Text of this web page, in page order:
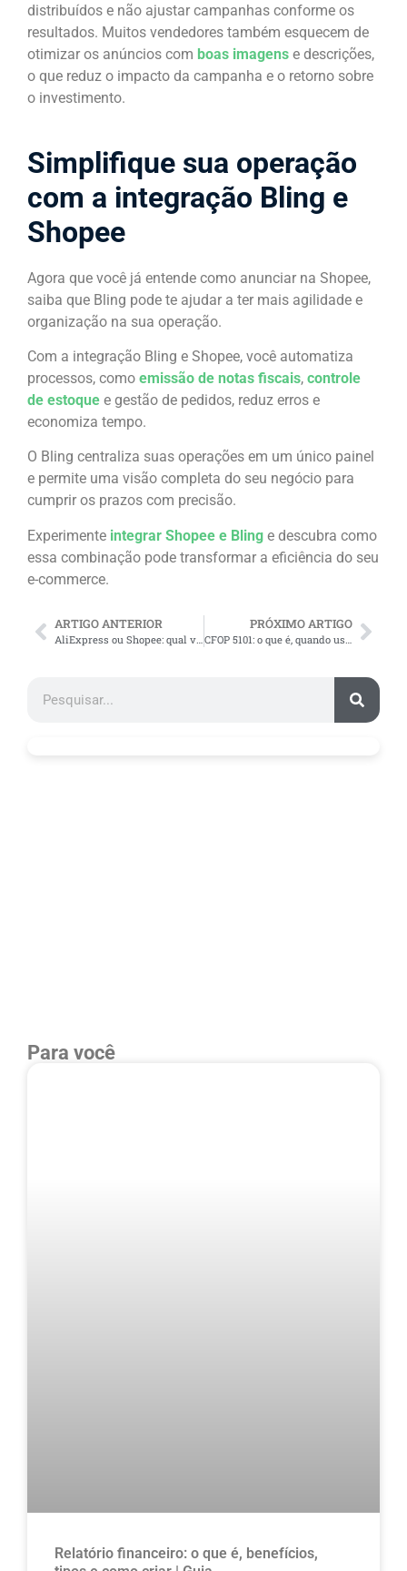
distribuídos e não ajustar campanhas conforme os
resultados. Muitos vendedores também esquecem de
otimizar os anúncios com boas imagens e descrições,
o que reduz o impacto da campanha e o retorno sobre
o investimento.
Simplifique sua operação
com a integração Bling e
Shopee
Agora que você já entende como anunciar na Shopee,
saiba que Bling pode te ajudar a ter mais agilidade e
organização na sua operação.
Com a integração Bling e Shopee, você automatiza
processos, como emissão de notas fiscais, controle
de estoque e gestão de pedidos, reduz erros e
economiza tempo.
O Bling centraliza suas operações em um único painel
e permite uma visão completa do seu negócio para
cumprir os prazos com precisão.
Experimente integrar Shopee e Bling e descubra como
essa combinação pode transformar a eficiência do seu
e-commerce.
ARTIGO ANTERIOR
AliExpress ou Shopee: qual vale mais a pena? Como integrar?
PRÓXIMO ARTIGO
CFOP 5101: o que é, quando usar e como dar entrada?
Para você
Relatório financeiro: o que é, benefícios,